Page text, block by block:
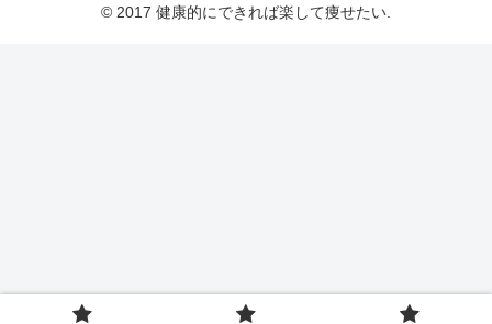
© 2017 健康的にできれば楽して痩せたい.